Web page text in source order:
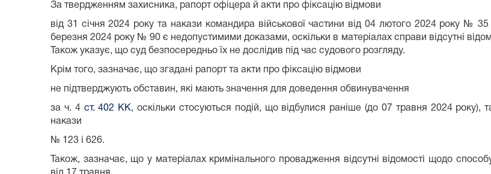
За твердженням захисника, рапорт офіцера й акти про фіксацію відмови
від 31 січня 2024 року та накази командира військової частини від 04 лютого 2024 року №
березня 2024 року № 90 є недопустимими доказами, оскільки в матеріалах справи відсутні
Також указує, що суд безпосередньо їх не дослідив під час судового розгляду.
Крім того, зазначає, що згадані рапорт та акти про фіксацію відмови
не підтверджують обставин, які мають значення для доведення обвинувачення
за ч. 4 ст. 402 КК, оскільки стосуються подій, що відбулися раніше (до 07 травня 2024
накази
№ 123 і 626.
Також, зазначає, що у матеріалах кримінального провадження відсутні відомості щодо